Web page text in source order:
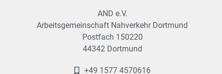
AND e.V.
Arbeitsgemeinschaft Nahverkehr Dortmund
Postfach 150220
44342 Dortmund
+49 1577 4570616